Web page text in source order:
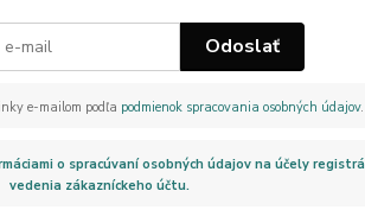
Odoslať
e-mailom podľa podmienok spracovania osobných údajov.
o spracúvaní osobných údajov na účely
vedenia zákazníckeho účtu.